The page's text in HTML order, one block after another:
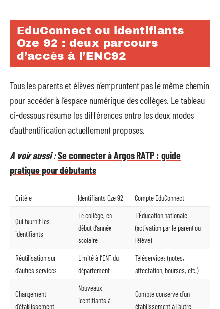
EduConnect ou identifiants
Oze 92 : deux parcours
d’accès à l’ENC92
Tous les parents et élèves n’empruntent pas le même chemin
pour accéder à l’espace numérique des collèges. Le tableau
ci-dessous résume les différences entre les deux modes
d’authentification actuellement proposés.
A voir aussi :Se connecter à Argos RATP : guide
pratique pour débutants
Critère Identifiants Oze 92 Compte EduConnect
Qui fournit les
identifiants
Le collège, en
début d’année
scolaire
L’Éducation nationale
(activation par le parent ou
l’élève)
Réutilisation sur
d’autres services
Limité à l’ENT du
département
Téléservices (notes,
affectation, bourses, etc.)
Changement
d’établissement
Nouveaux
identifiants à
Compte conservé d’un
établissement à l’autre